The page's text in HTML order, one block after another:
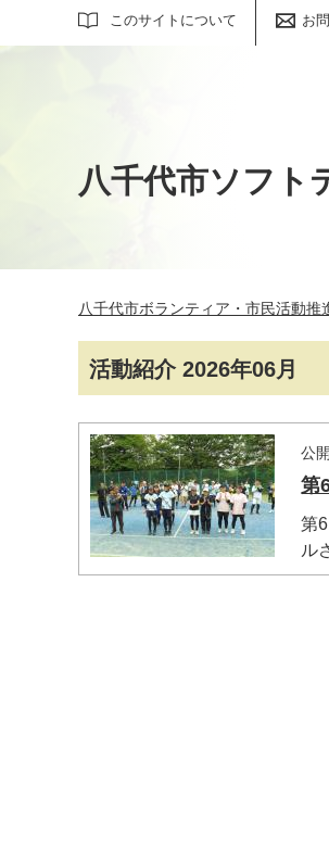
このサイトについて お
サイト内検索
八千代市ソフト
八千代市ボランティア・市民活動推
活動紹介 2026年06月
公
第
第
ル